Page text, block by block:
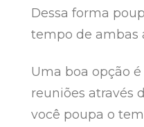
Dessa forma
tempo de ambas
Uma boa opção
reuniões através
você poupa o